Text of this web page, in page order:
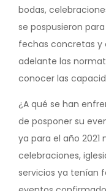
bodas,
se pospusieron
fechas concretas y
adelante las
conocer las
¿A qué se han
de posponer su
ya para el año
celebraciones,
servicios ya tenían